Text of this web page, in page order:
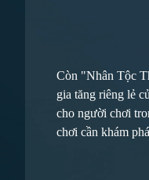
Còn "Nhân Tộc
gia tăng riêng lẻ
cho người chơi
chơi cần khám